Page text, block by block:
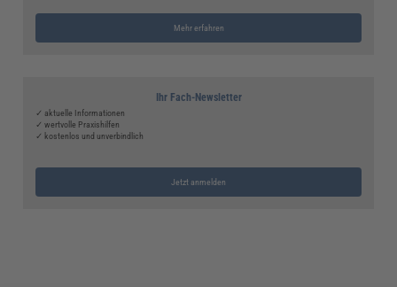
Mehr erfahren
Ihr Fach-Newsletter
✓ aktuelle Informationen
✓ wertvolle Praxishilfen
✓ kostenlos und unverbindlich
Jetzt anmelden